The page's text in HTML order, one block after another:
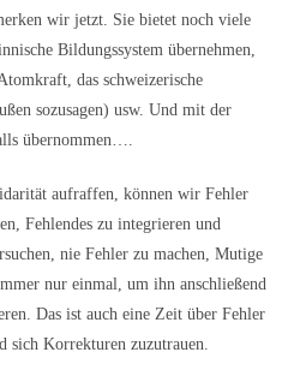
wir jetzt. Sie bietet noch viele
Bildungssystem übernehmen,
das schweizerische
sozusagen) usw. Und mit der
übernommen….
aufraffen, können wir Fehler
Fehlendes zu integrieren und
nie Fehler zu machen, Mutige
nur einmal, um ihn anschließend
Das ist auch eine Zeit über Fehler
sich Korrekturen zuzutrauen.